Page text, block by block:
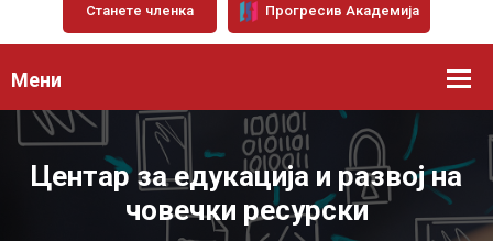
Станете членка Прогресив Академија
Мени
Центар за едукација и развој на
човечки ресурски